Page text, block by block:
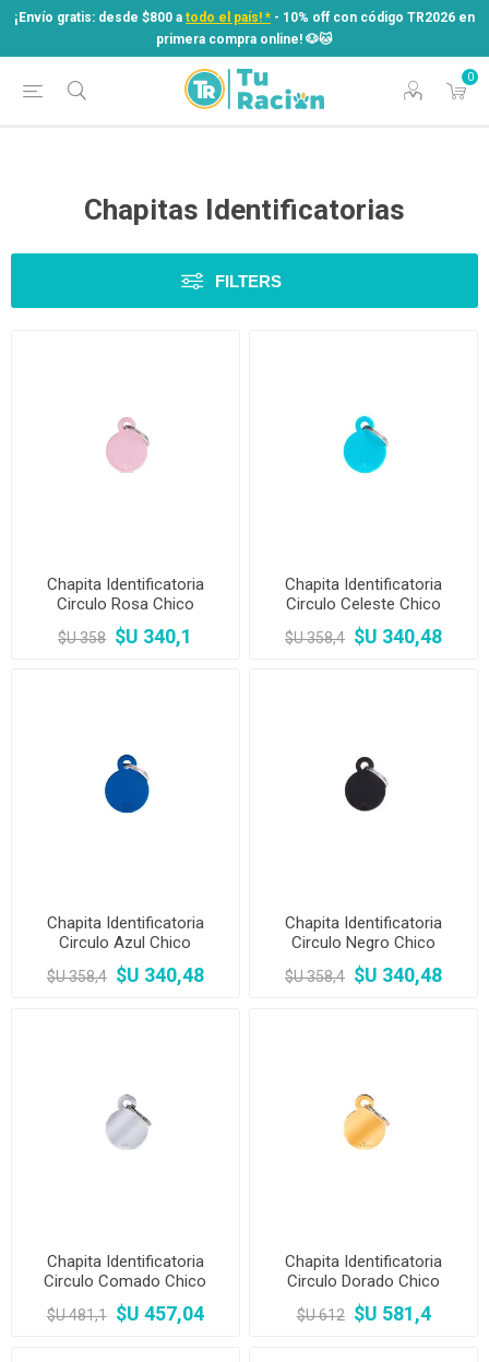
¡Envío gratis: desde $800 a todo el país! * - 10% off con código TR2026 en
primera compra online! ​🐶​🐱
0
¡Envío gratis: desde $800 atodo el país! *
- 10% off con código TR2026 en
primera compra online! ​🐶​🐱
Chapitas Identificatorias
FILTERS
Chapita Identificatoria
Circulo Rosa Chico
$U 358 $U 340,1
Chapita Identificatoria
Circulo Celeste Chico
$U 358,4 $U 340,48
Chapita Identificatoria
Circulo Azul Chico
$U 358,4 $U 340,48
Chapita Identificatoria
Circulo Negro Chico
$U 358,4 $U 340,48
Chapita Identificatoria
Circulo Comado Chico
$U 481,1 $U 457,04
Chapita Identificatoria
Circulo Dorado Chico
$U 612 $U 581,4